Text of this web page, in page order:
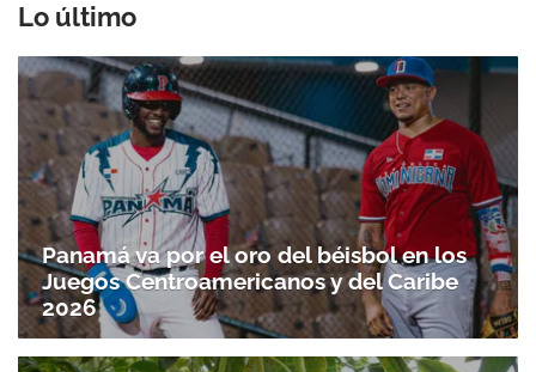
Lo último
Panamá va por el oro del béisbol en los
Juegos Centroamericanos y del Caribe
2026